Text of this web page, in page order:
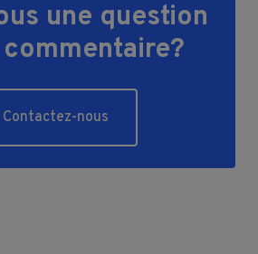
une question
Contactez-nous